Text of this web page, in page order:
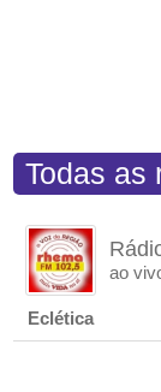
Todas as
ao
Eclética